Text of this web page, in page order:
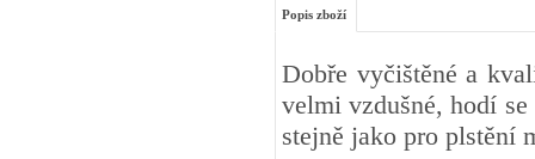
Popis zboží
Dobře vyčištěné a
velmi vzdušné, hodí
stejně jako pro plstění